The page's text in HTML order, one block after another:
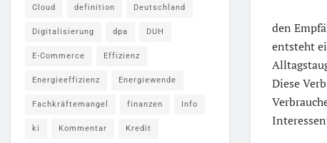
den
entsteht
Diese
Cloud definition Deutschland
Digitalisierung dpa DUH
E-Commerce Effizienz
Energieeffizienz Energiewende
Fachkräftemangel finanzen Info
ki Kommentar Kredit